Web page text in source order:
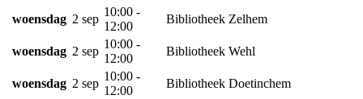
woensdag 2 sep
10:00 -
12:00
Bibliotheek Zelhem
woensdag 2 sep
10:00 -
12:00
Bibliotheek Wehl
woensdag 2 sep
10:00 -
12:00
Bibliotheek Doetinchem